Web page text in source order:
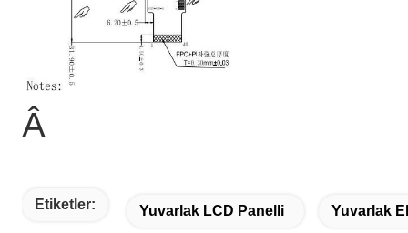
Â
Etiketler: Yuvarlak LCD Panelli Yuvarlak